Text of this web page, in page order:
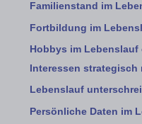
Familienstand im
Fortbildung im
Hobbys im
Interessen strategisch
Lebenslauf
Persönliche Daten im